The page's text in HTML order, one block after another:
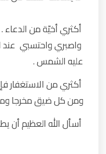
أكثري أخيّة من الدعاء
واصبري واحتسبي
عليه الشمس .
أكثري من الاستغفار
ومن كل ضيق مخرجا
أسأل الله العظيم أن